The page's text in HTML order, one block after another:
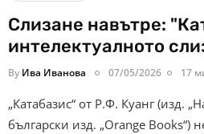
Слизане навътре:
интелектуалното
By Ива Иванова 07/05/2026 17
„Катабазис“ от Р.Ф. Куанг (изд.
български изд. „Orange Books“)